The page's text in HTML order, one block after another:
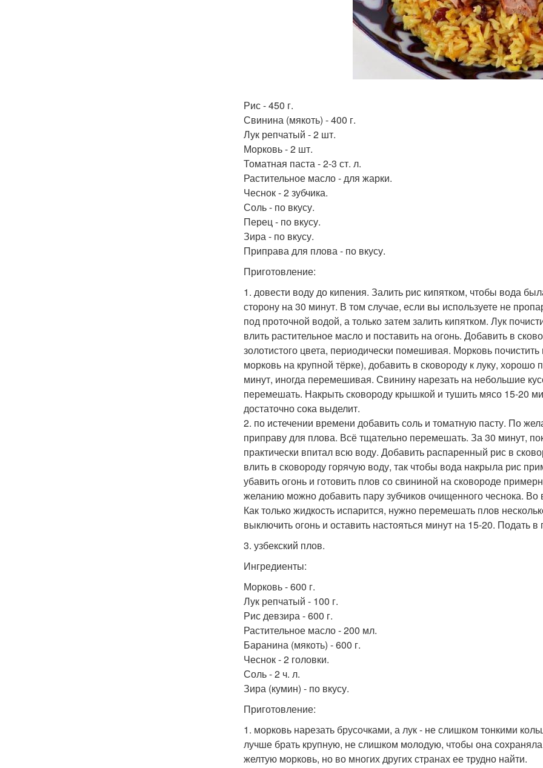
Рис - 450 г.
Свинина (мякоть) - 400 г.
Лук репчатый - 2 шт.
Морковь - 2 шт.
Томатная паста - 2-3 ст. л.
Растительное масло - для жарки.
Чеснок - 2 зубчика.
Соль - по вкусу.
Перец - по вкусу.
Зира - по вкусу.
Приправа для плова - по вкусу.
Приготовление:
1. довести воду до кипения. Залить рис кипятком, чтобы вода
сторону на 30 минут. В том случае, если вы используете не
под проточной водой, а только затем залить кипятком. Лук
влить растительное масло и поставить на огонь. Добавить в
золотистого цвета, периодически помешивая. Морковь
морковь на крупной тёрке), добавить в сковороду к луку,
минут, иногда перемешивая. Свинину нарезать на небольшие
перемешать. Накрыть сковороду крышкой и тушить мясо 15-20
достаточно сока выделит.
2. по истечении времени добавить соль и томатную пасту. По
приправу для плова. Всё тщательно перемешать. За 30 минут,
практически впитал всю воду. Добавить распаренный рис в
влить в сковороду горячую воду, так чтобы вода накрыла рис
убавить огонь и готовить плов со свининой на сковороде
желанию можно добавить пару зубчиков очищенного чеснока.
Как только жидкость испарится, нужно перемешать плов
выключить огонь и оставить настояться минут на 15-20. Подать в
3. узбекский плов.
Ингредиенты:
Морковь - 600 г.
Лук репчатый - 100 г.
Рис девзира - 600 г.
Растительное масло - 200 мл.
Баранина (мякоть) - 600 г.
Чеснок - 2 головки.
Соль - 2 ч. л.
Зира (кумин) - по вкусу.
Приготовление:
1. морковь нарезать брусочками, а лук - не слишком тонкими
лучше брать крупную, не слишком молодую, чтобы она
желтую морковь, но во многих других странах ее трудно найти.